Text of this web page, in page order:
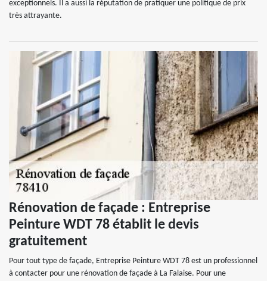
exceptionnels. Il a aussi la réputation de pratiquer une politique de prix
très attrayante.
Rénovation de façade : Entreprise
Peinture WDT 78 établit le devis
gratuitement
Pour tout type de façade, Entreprise Peinture WDT 78 est un professionnel
à contacter pour une rénovation de façade à La Falaise. Pour une